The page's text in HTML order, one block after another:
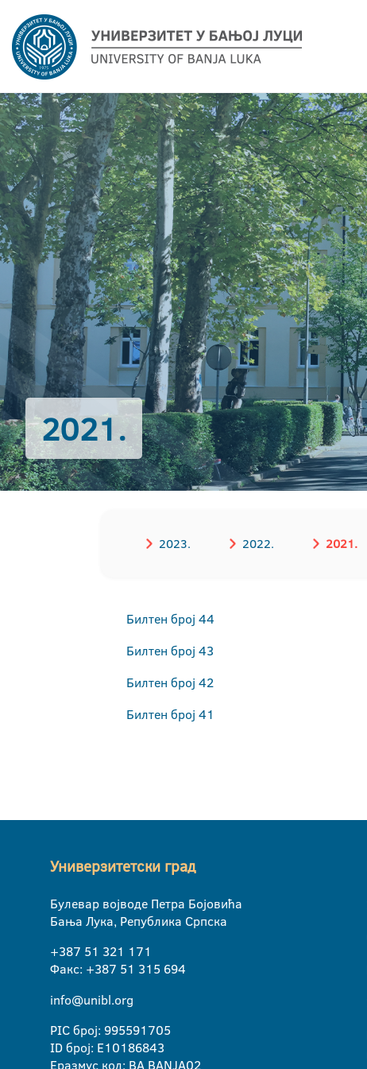
2021.
2023. 2022. 2021.
Билтен број 44
Билтен број 43
Билтен број 42
Билтен број 41
Универзитетски град
Булевар војводе Петра Бојовића
Бања Лука, Република Српска
+387 51 321 171
Факс: +387 51 315 694
info@unibl.org
PIC број: 995591705
ID број: E10186843
Еразмус код: BA BANJA02